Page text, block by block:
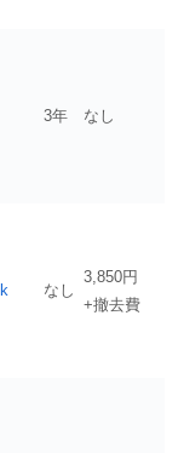
3年 なし
なし
3,850円
+撤去費